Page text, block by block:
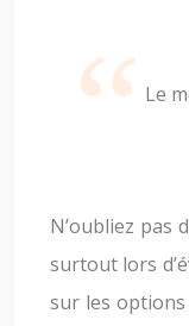
Le
N’oubliez pas
surtout lors
sur les